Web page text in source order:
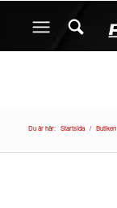
Du är här: Startsida / Butiken